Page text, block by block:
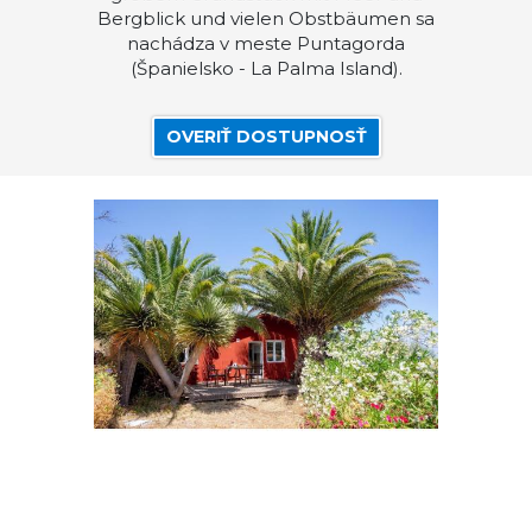
Bergblick und vielen Obstbäumen sa
nachádza v meste Puntagorda
(Španielsko - La Palma Island).
OVERIŤ DOSTUPNOSŤ